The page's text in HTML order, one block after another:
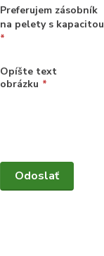
Preferujem zásobník
na pelety s kapacitou
*
Opíšte text
obrázku *